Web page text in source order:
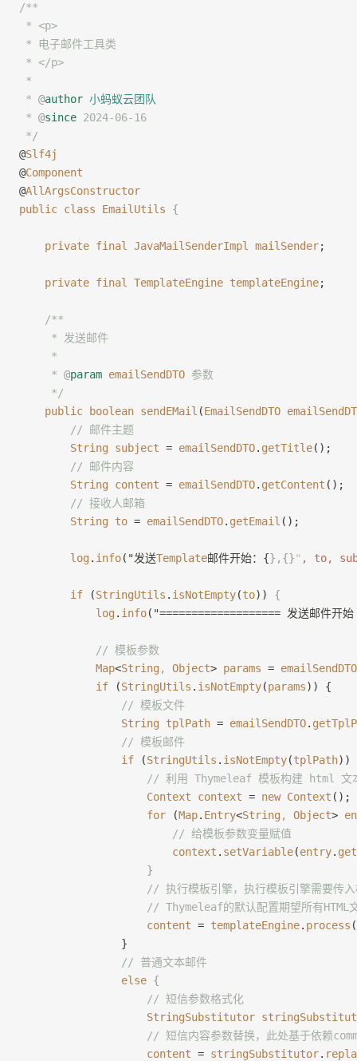
/**
* <p>
* 电子邮件工具类
* </p>
*
* @author 小蚂蚁云团队
* @since 2024-06-16
*/
@Slf4j
@Component
@AllArgsConstructor
public class EmailUtils {
    private
final JavaMailSenderImpl mailSender;
    private
final TemplateEngine templateEngine;
    /**
     * 发送邮件
     *
     *
@param emailSendDTO 参数
     */
    public
boolean sendEMail (EmailSendDTO
        // 邮件主题
        String
subject = emailSendDTO. getTitle();
        // 邮件内容
        String
content = emailSendDTO. getContent ();
        // 接收人邮箱
        String
to = emailSendDTO. getEmail ();
        log
. info("发送Template邮件开始：{},{}" , to,
        if
(StringUtils . isNotEmpty(to)) {
            log
. info("=================== 发送邮件开
            // 模板参数
            Map
<String , Object> params = emailSendDTO
            if
(StringUtils . isNotEmpty(params)) {
                // 模板文件
                String
tplPath = emailSendDTO.
                // 模板邮件
                if
(StringUtils . isNotEmpty(tplPath))
// 利用 Thymeleaf 模板构建 html 文
                    Context
context = new Context ();
                    for
(Map. Entry<String , Object>
                        // 给模板参数变量赋值
                        context
. setVariable(entry.
                    }
// 执行模板引擎，执行模板引擎需要传入
// Thymeleaf的默认配置期望所有HTML
                    content
= templateEngine. process (
                }
                // 普通文本邮件
                else
{
                    // 短信参数格式化
                    StringSubstitutor
// 短信内容参数替换，此处基于依赖
                    content
= stringSubstitutor.